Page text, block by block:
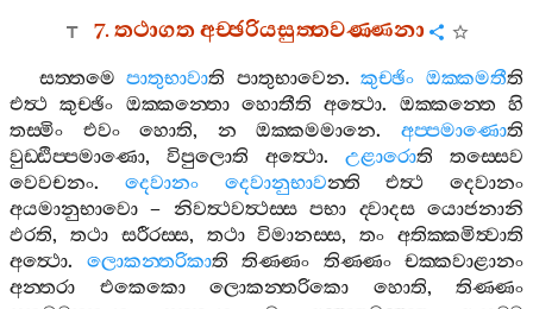
7.තථාගතඅච‍්ඡරියසුත‍්තවණ‍්ණනා
සත‍්තමෙ පාතුභාවාති පාතුභාවෙන.කුච‍්ඡිං ඔක‍්කමතීති
එත්‍ථ කුච‍්ඡිං ඔක‍්කන‍්තො හොතීති අත්‍ථො. ඔක‍්කන‍්තෙ හි
තස‍්මිං
එවං හොති, න ඔක‍්කමමානෙ.අප‍්පමාණොති
වුඩ‍්ඪිප‍්පමාණො, විපුලොති අත්‍ථො. උළාරොති
තස‍්සෙව
වෙවචනං. දෙවානං දෙවානුභාවන‍්ති එත්‍ථ
දෙවානං
අයමානුභාවො – නිවත්‍ථවත්‍ථස‍්ස පභා ද‍්වාදස යොජනානි
ඵරති, තථා සරීරස‍්ස, තථා විමානස‍්ස,තං අතික‍්කමිත්‍වාති
අත්‍ථො. ලොකන‍්තරිකාති තිණ‍්ණං තිණ‍්ණං
චක‍්කවාළානං
අන‍්තරා
එකෙකො ලොකන‍්තරිකො හොති, තිණ‍්ණං